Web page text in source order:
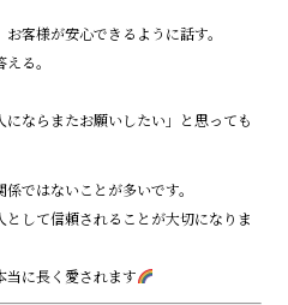
客様が安心できるように話す。
る。
ならまたお願いしたい」と思っても
ではないことが多いです。
して信頼されることが大切になりま
当に長く愛されます